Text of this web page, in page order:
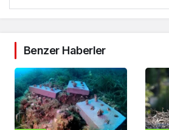
Benzer Haberler